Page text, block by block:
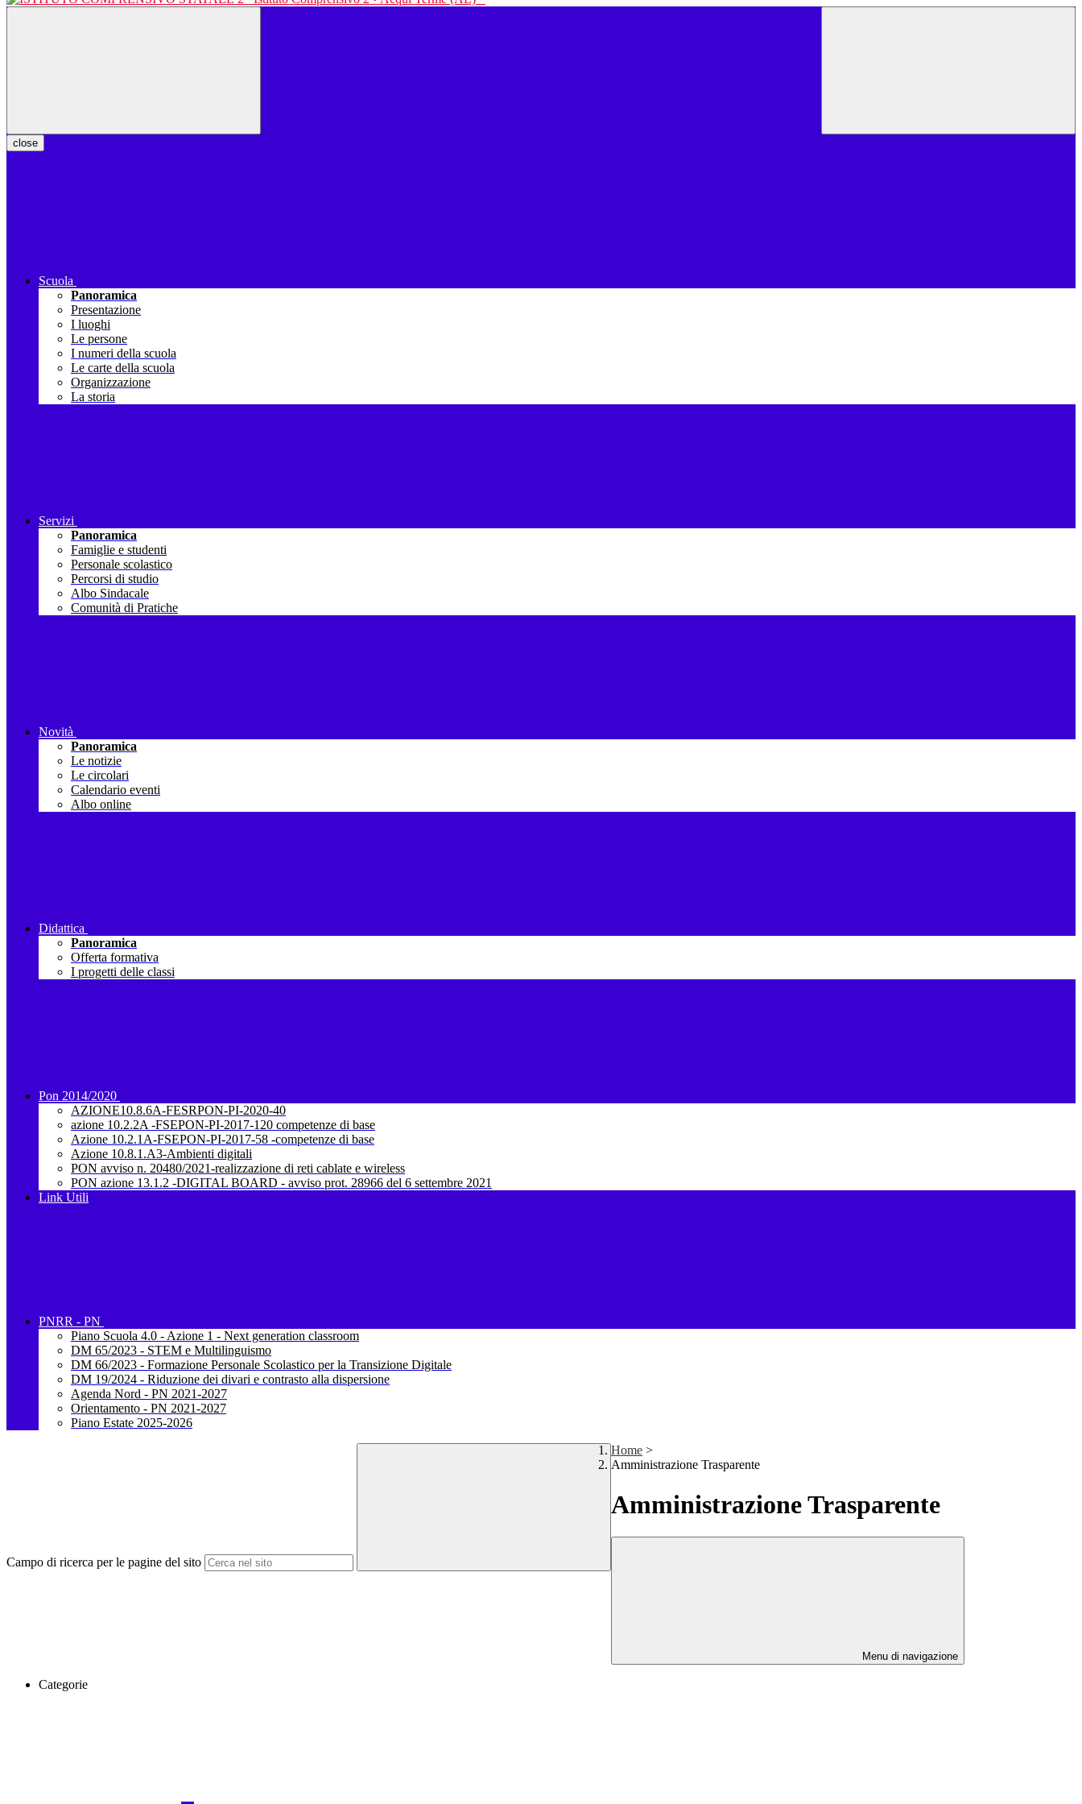
close
Scuola
Panoramica
Presentazione
I luoghi
Le persone
I numeri della scuola
Le carte della scuola
Organizzazione
La storia
Servizi
Panoramica
Famiglie e studenti
Personale scolastico
Percorsi di studio
Albo Sindacale
Comunità di Pratiche
Novità
Panoramica
Le notizie
Le circolari
Calendario eventi
Albo online
Didattica
Panoramica
Offerta formativa
I progetti delle classi
Pon 2014/2020
AZIONE10.8.6A-FESRPON-PI-2020-40
azione 10.2.2A -FSEPON-PI-2017-120 competenze di base
Azione 10.2.1A-FSEPON-PI-2017-58 -competenze di base
Azione 10.8.1.A3-Ambienti digitali
PON avviso n. 20480/2021-realizzazione di reti cablate e wireless
PON azione 13.1.2 -DIGITAL BOARD - avviso prot. 28966 del 6 settembre 2021
Link Utili
PNRR - PN
Piano Scuola 4.0 - Azione 1 - Next generation classroom
DM 65/2023 - STEM e Multilinguismo
DM 66/2023 - Formazione Personale Scolastico per la Transizione Digitale
DM 19/2024 - Riduzione dei divari e contrasto alla dispersione
Agenda Nord - PN 2021-2027
Orientamento - PN 2021-2027
Piano Estate 2025-2026
Campo di ricerca per le pagine del sito
Home >
Amministrazione Trasparente
Amministrazione Trasparente
Menu di navigazione
Categorie